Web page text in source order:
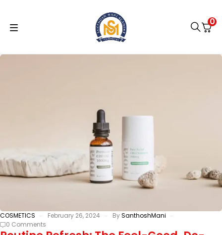
0
COSMETICS February 26, 2024 BySanthoshMani
0 Comments